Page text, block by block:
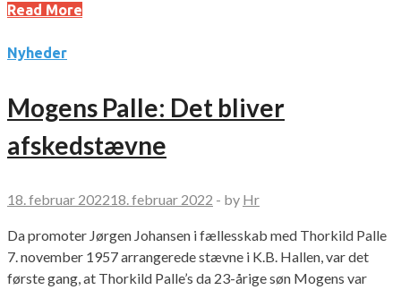
Read More
Nyheder
Mogens Palle: Det bliver
afskedstævne
18. februar 202218. februar 2022 - by Hr
Da promoter Jørgen Johansen i fællesskab med Thorkild Palle
7. november 1957 arrangerede stævne i K.B. Hallen, var det
første gang, at Thorkild Palle’s da 23-årige søn Mogens var